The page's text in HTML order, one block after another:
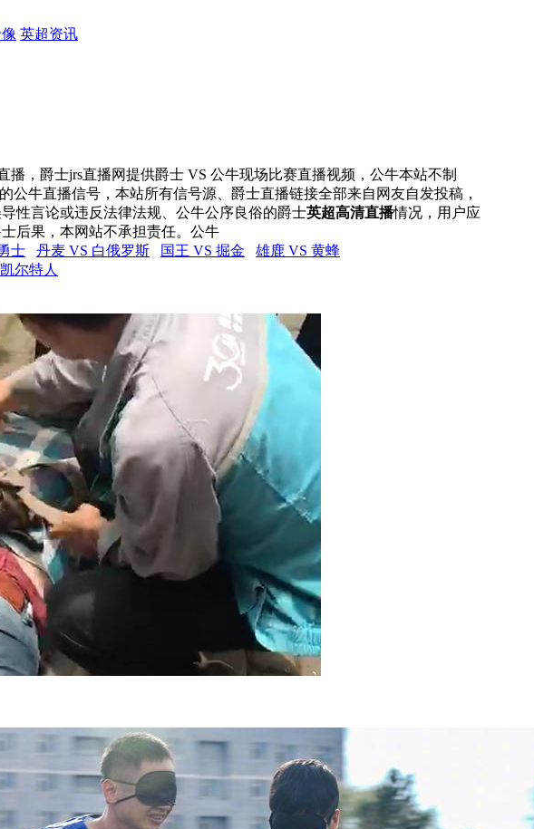
英超资讯
播，爵士jrs直播网提供爵士 VS 公牛现场比赛直播视频，公牛本站不制
公牛直播信号，本站所有信号源、爵士直播链接全部来自网友自发投稿，
性言论或违反法律法规、公牛公序良俗的爵士英超高清直播情况，用户应
后果，本网站不承担责任。公牛
士 丹麦 VS 白俄罗斯 国王 VS 掘金
雄鹿 VS 黄蜂
尔特人